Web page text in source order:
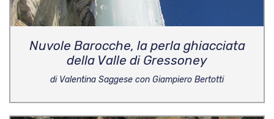
Nuvole Barocche, la perla ghiacciata
della Valle di Gressoney
di Valentina Saggese con Giampiero Bertotti